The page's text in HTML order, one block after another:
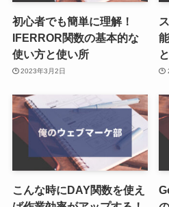
初心者でも簡単に理解！
IFERROR関数の基本的な
使い方と使い所
2023年3月2日
こんな時にDAY関数を使え